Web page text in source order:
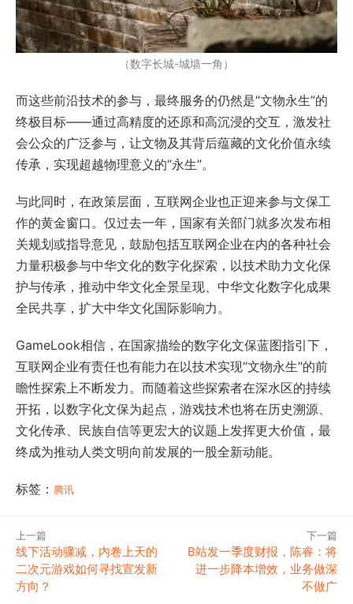
（数字长城-城墙一角）
而这些前沿技术的参与，最终服务的仍然是“文物永生”的
终极目标——通过高精度的还原和高沉浸的交互，激发社
会公众的广泛参与，让文物及其背后蕴藏的文化价值永续
传承，实现超越物理意义的“永生”。
与此同时，在政策层面，互联网企业也正迎来参与文保工
作的黄金窗口。仅过去一年，国家有关部门就多次发布相
关规划或指导意见，鼓励包括互联网企业在内的各种社会
力量积极参与中华文化的数字化探索，以技术助力文化保
护与传承，推动中华文化全景呈现、中华文化数字化成果
全民共享，扩大中华文化国际影响力。
GameLook相信，在国家描绘的数字化文保蓝图指引下，
互联网企业有责任也有能力在以技术实现“文物永生”的前
瞻性探索上不断发力。而随着这些探索者在深水区的持续
开拓，以数字化文保为起点，游戏技术也将在历史溯源、
文化传承、民族自信等更宏大的议题上发挥更大价值，最
终成为推动人类文明向前发展的一股全新动能。
标签： 腾讯
上一篇
线下活动骤减，内卷上天的
二次元游戏如何寻找宣发新
方向？
下一篇
B站发一季度财报，陈睿：将
进一步降本增效，业务做深
不做广